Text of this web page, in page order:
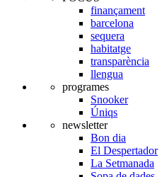
finançament
barcelona
sequera
habitatge
transparència
llengua
programes
Snooker
Úniqs
newsletter
Bon dia
El Despertador
La Setmanada